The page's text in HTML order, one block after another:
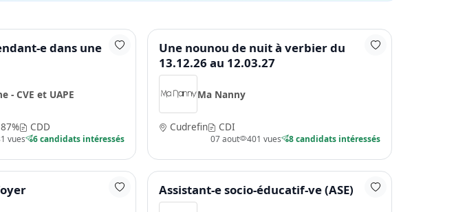
e dans une
- CVE et UAPE
87% CDD
vues 6 candidats intéressés
Une nounou de nuit à verbier du
13.12.26 au 12.03.27
Ma Nanny
Cudrefin CDI
07 aout 401 vues 8 candidats intéressés
Assistant-e socio-éducatif-ve (ASE)